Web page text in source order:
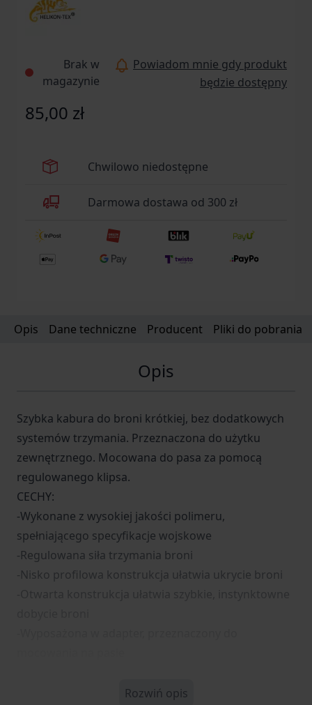
Brak w
magazynie
Powiadom mnie gdy produkt
będzie dostępny
85,00 zł
Chwilowo niedostępne
Darmowa dostawa od 300 zł
Opis Dane techniczne Producent Pliki do pobrania
Opis
Szybka kabura do broni krótkiej, bez dodatkowych
systemów trzymania. Przeznaczona do użytku
zewnętrznego. Mocowana do pasa za pomocą
regulowanego klipsa.
CECHY:
-Wykonane z wysokiej jakości polimeru,
spełniającego specyfikacje wojskowe
-Regulowana siła trzymania broni
-Nisko profilowa konstrukcja ułatwia ukrycie broni
Rozwiń opis